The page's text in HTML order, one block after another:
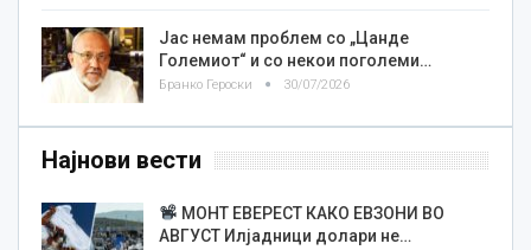
Јас немам проблем со „Цанде
Големиот“ и со некои поголеми…
Бранко Героски 30/07/2026
Најнови вести
МОНТ ЕВЕРЕСТ КАКО ЕВЗОНИ ВО
АВГУСТ Илјадници долари не…